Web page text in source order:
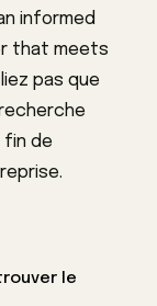
informed
that meets
pas que
fin de
le